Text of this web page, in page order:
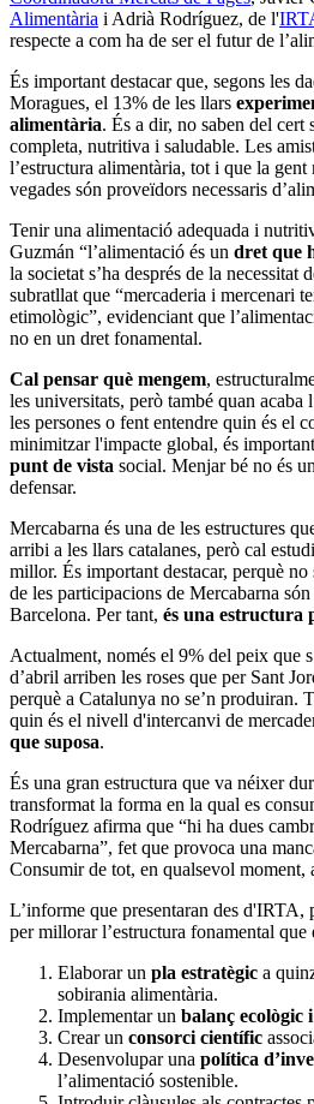
Alimentària i Adrià Rodríguez, de l'
respecte a com ha de ser el futur de
És important destacar que, segons les
Moragues, el 13% de les llars
alimentària. És a dir, no saben del cert
completa, nutritiva i saludable. Les
l’estructura alimentària, tot i que la
vegades són proveïdors necessaris
Tenir una alimentació adequada i
Guzmán “l’alimentació és un dret que
la societat s’ha després de la necessitat
subratllat que “mercaderia i mercenari
etimològic”, evidenciant que
no en un dret fonamental.
Cal pensar què mengem,
les universitats, però també quan acaba
les persones o fent entendre quin és el
minimitzar l'impacte global, és
punt de vista social. Menjar bé no és
defensar.
Mercabarna és una de les estructures
arribi a les llars catalanes, però cal
millor. És important destacar, perquè
de les participacions de Mercabarna
Barcelona. Per tant, és una estructura
Actualment, només el 9% del peix que
d’abril arriben les roses que per Sant
perquè a Catalunya no se’n produiran.
quin és el nivell d'intercanvi de
que suposa.
És una gran estructura que va néixer
transformat la forma en la qual es
Rodríguez afirma que “hi ha dues
Mercabarna”, fet que provoca una
Consumir de tot, en qualsevol moment,
L’informe que presentaran des d'IRTA,
per millorar l’estructura fonamental que
Elaborar un pla estratègic a
sobirania alimentària.
Implementar un balanç ecològic
Crear un consorci científic
Desenvolupar una política
l’alimentació sostenible.